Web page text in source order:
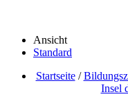
Ansicht
Standard
Startseite/
Insel